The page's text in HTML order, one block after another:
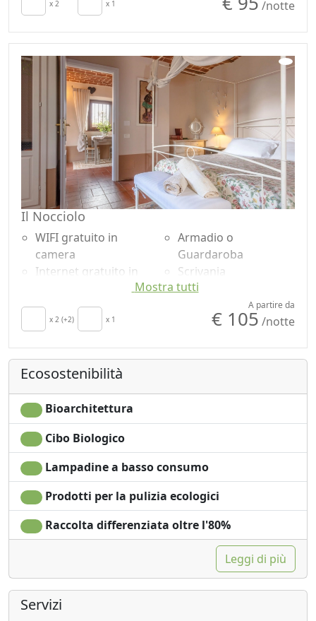
Asciugacapelli
Lenzuola
Armadio o
Guardaroba
Zona pranzo
all'aperto
Vista giardino
Ingresso
indipendente
Accessibilità
x 2 x 1 /notte
Il Nocciolo
WIFI gratuito in
camera
Internet gratuito in
TV in camera
Angolo cottura
richiesta per
risparmio energetico
Asciugacapelli
Soggiorno
Asciugamani
Lenzuola
Armadio o
Guardaroba
Scrivania
Utensili da cucina
Doccia
no monodose
Vista giardino
Ingresso
Mostra tutti
x 2 (+2) x 1
A partire da
€ 105 /notte
Ecosostenibilità
Bioarchitettura
Cibo Biologico
Lampadine a basso consumo
Prodotti per la pulizia ecologici
Raccolta differenziata oltre l'80%
Leggi di più
Servizi